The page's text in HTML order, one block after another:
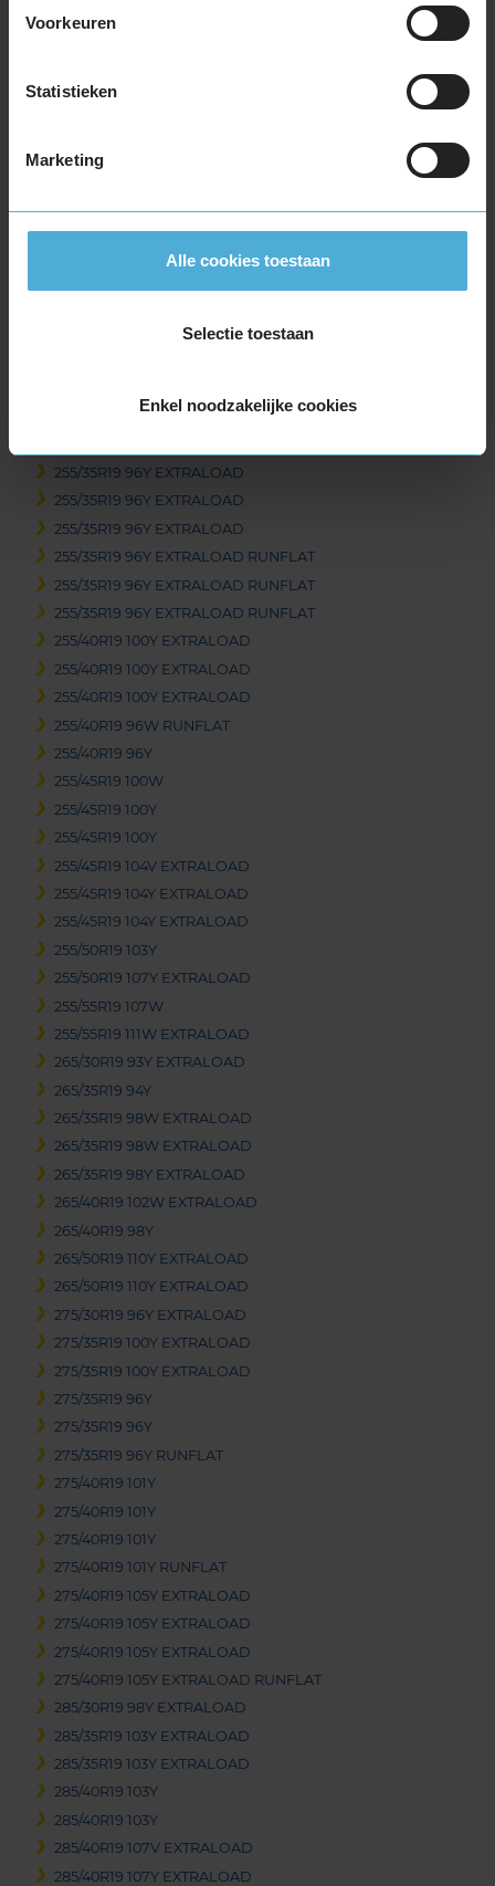
Voorkeuren
Statistieken
Marketing
Alle cookies toestaan
Selectie toestaan
Enkel noodzakelijke cookies
245/45R19 102Y EXTRALOAD
245/50R19 105W EXTRALOAD
255/35R19 96Y EXTRALOAD
255/35R19 96Y EXTRALOAD
255/35R19 96Y EXTRALOAD
255/35R19 96Y EXTRALOAD
255/35R19 96Y EXTRALOAD
255/35R19 96Y EXTRALOAD RUNFLAT
255/35R19 96Y EXTRALOAD RUNFLAT
255/35R19 96Y EXTRALOAD RUNFLAT
255/40R19 100Y EXTRALOAD
255/40R19 100Y EXTRALOAD
255/40R19 100Y EXTRALOAD
255/40R19 96W RUNFLAT
255/40R19 96Y
255/45R19 100W
255/45R19 100Y
255/45R19 100Y
255/45R19 104V EXTRALOAD
255/45R19 104Y EXTRALOAD
255/45R19 104Y EXTRALOAD
255/50R19 103Y
255/50R19 107Y EXTRALOAD
255/55R19 107W
255/55R19 111W EXTRALOAD
265/30R19 93Y EXTRALOAD
265/35R19 94Y
265/35R19 98W EXTRALOAD
265/35R19 98W EXTRALOAD
265/35R19 98Y EXTRALOAD
265/40R19 102W EXTRALOAD
265/40R19 98Y
265/50R19 110Y EXTRALOAD
265/50R19 110Y EXTRALOAD
275/30R19 96Y EXTRALOAD
275/35R19 100Y EXTRALOAD
275/35R19 100Y EXTRALOAD
275/35R19 96Y
275/35R19 96Y
275/35R19 96Y RUNFLAT
275/40R19 101Y
275/40R19 101Y
275/40R19 101Y
275/40R19 101Y RUNFLAT
275/40R19 105Y EXTRALOAD
275/40R19 105Y EXTRALOAD
275/40R19 105Y EXTRALOAD
275/40R19 105Y EXTRALOAD RUNFLAT
285/30R19 98Y EXTRALOAD
285/35R19 103Y EXTRALOAD
285/35R19 103Y EXTRALOAD
285/40R19 103Y
285/40R19 103Y
285/40R19 107V EXTRALOAD
285/40R19 107Y EXTRALOAD